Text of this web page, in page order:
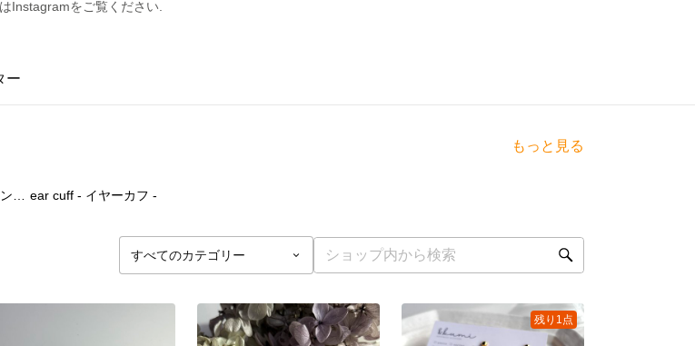
Instagramをご覧ください.
ー
もっと見る
ear cuff - イヤーカフ -
残り1点